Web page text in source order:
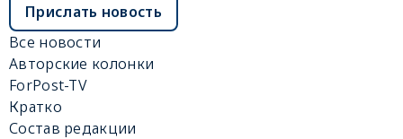
Прислать новость
Все новости
Авторские колонки
ForPost-TV
Кратко
Состав редакции